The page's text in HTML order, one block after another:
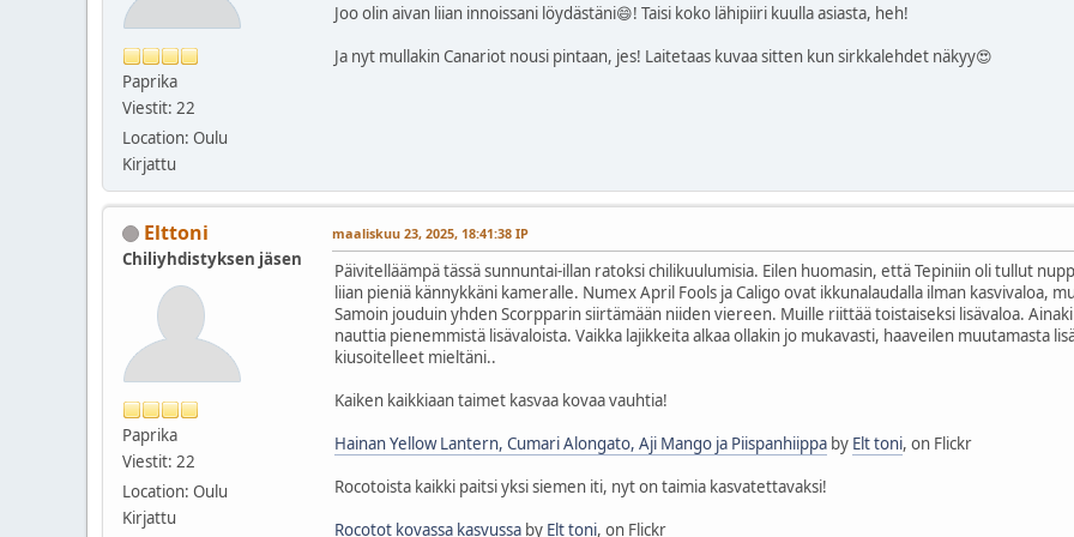
Paprika
Viestit: 22
Location: Oulu
Kirjattu
Joo olin aivan liian innoissani löydästäni😄! Taisi koko lähipiiri kuulla asiasta, heh!
Ja nyt mullakin Canariot nousi pintaan, jes! Laitetaas kuvaa sitten kun sirkkalehdet näkyy😍
Elttoni
Chiliyhdistyksen jäsen
Paprika
Viestit: 22
Location: Oulu
Kirjattu
maaliskuu 23, 2025, 18:41:38 IP
Päivitelläämpä tässä sunnuntai-illan ratoksi chilikuulumisia. Eilen huomasin, että Tepiniin oli tullut
liian pieniä kännykkäni kameralle. Numex April Fools ja Caligo ovat ikkunalaudalla ilman kasvivaloa,
Samoin jouduin yhden Scorpparin siirtämään niiden viereen. Muille riittää toistaiseksi lisävaloa.
nauttia pienemmistä lisävaloista. Vaikka lajikkeita alkaa ollakin jo mukavasti, haaveilen muutamasta
kiusoitelleet mieltäni..
Kaiken kaikkiaan taimet kasvaa kovaa vauhtia!
Hainan Yellow Lantern, Cumari Alongato, Aji Mango ja Piispanhiippa by Elt toni, on Flickr
Rocotoista kaikki paitsi yksi siemen iti, nyt on taimia kasvatettavaksi!
Rocotot kovassa kasvussa by Elt toni, on Flickr